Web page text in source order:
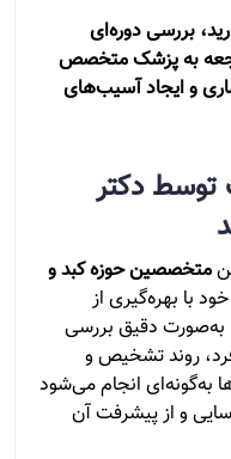
بررسی دوره‌ای
به پزشک متخصص
و ایجاد آسیب‌های
دکتر
متخصصین حوزه کبد و
با بهره‌گیری از
به‌صورت دقیق بررسی
روند تشخیص و
به‌گونه‌ای انجام می‌شود
و از پیشرفت آن